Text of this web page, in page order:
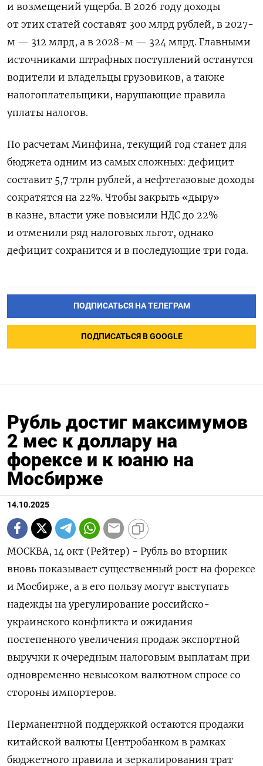
и возмещений ущерба. В 2026 году доходы
от этих статей составят 300 млрд рублей, в 2027-
м — 312 млрд, а в 2028-м — 324 млрд. Главными
источниками штрафных поступлений останутся
водители и владельцы грузовиков, а также
налогоплательщики, нарушающие правила
уплаты налогов.
По расчетам Минфина, текущий год станет для
бюджета одним из самых сложных: дефицит
составит 5,7 трлн рублей, а нефтегазовые доходы
сократятся на 22%. Чтобы закрыть «дыру»
в казне, власти уже повысили НДС до 22%
и отменили ряд налоговых льгот, однако
дефицит сохранится и в последующие три года.
ПОДПИСАТЬСЯ НА ТЕЛЕГРАМ
ПОДПИСАТЬСЯ В GOOGLE
Рубль достиг максимумов
2 мес к доллару на
форексе и к юаню на
Мосбирже
14.10.2025
МОСКВА, 14 окт (Рейтер) - Рубль во вторник
вновь показывает существенный рост на форексе
и Мосбирже, а в его пользу могут выступать
надежды на урегулирование российско-
украинского конфликта и ожидания
постепенного увеличения продаж экспортной
выручки к очередным налоговым выплатам при
одновременно невысоком валютном спросе со
стороны импортеров.
Перманентной поддержкой остаются продажи
китайской валюты Центробанком в рамках
бюджетного правила и зеркалирования трат